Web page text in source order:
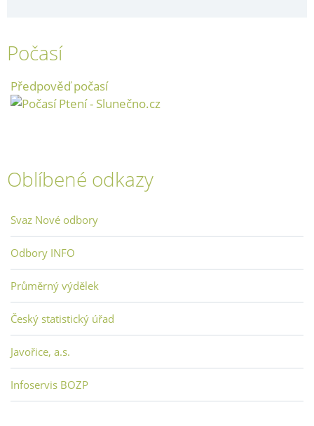
Počasí
Předpověď počasí
Oblíbené odkazy
Svaz Nové odbory
Odbory INFO
Průměrný výdělek
Český statistický úřad
Javořice, a.s.
Infoservis BOZP